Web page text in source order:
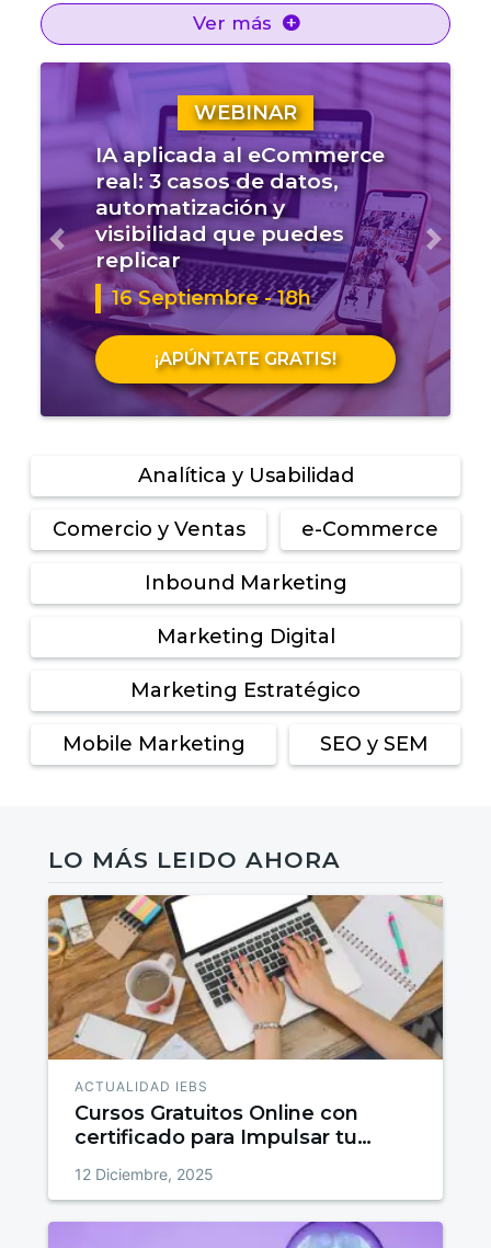
Ver más
WEBINAR
IA aplicada al eCommerce
real: 3 casos de datos,
automatización y
visibilidad que puedes
replicar
16 Septiembre - 18h
¡APÚNTATE GRATIS!
Anterior
Analítica y Usabilidad
Comercio y Ventas e-Commerce
Inbound Marketing
Marketing Digital
Marketing Estratégico
Mobile Marketing SEO y SEM
LO MÁS LEIDO AHORA
ACTUALIDAD IEBS
Cursos Gratuitos Online con
certificado para Impulsar tu
12 Diciembre, 2025